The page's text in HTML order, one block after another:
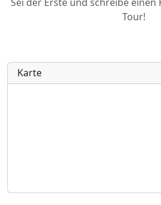
Tour!
Karte